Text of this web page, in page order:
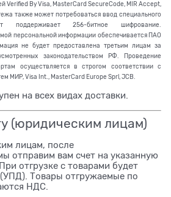
Verified By Visa, MasterCard SecureCode, MIR Accept,
также может потребоваться ввод специального
поддерживает 256-битное шифрование.
персональной информации обеспечивается ПАО
не будет предоставлена третьим лицам за
законодательством РФ. Проведение
осуществляется в строгом соответствии с
МИР, Visa Int., MasterCard Europe Sprl, JCB.
на всех видах доставки.
(юридическим лицам)
лицам, после
отправим вам счет на указанную
отгрузке с товарами будет
Товары отгружаемые по
НДС.